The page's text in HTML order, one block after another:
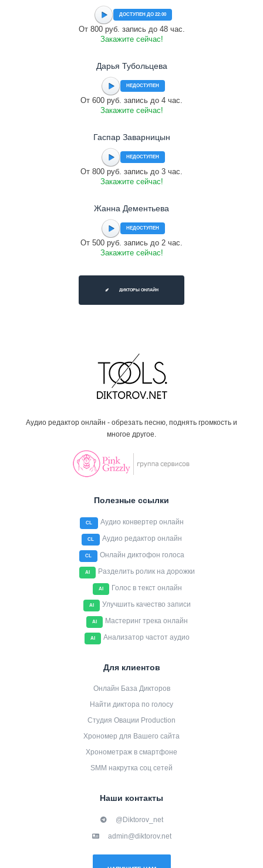
ДОСТУПЕН ДО 22:00
От 800 руб. запись до 48 час.
Закажите сейчас!
Дарья Тубольцева
НЕДОСТУПЕН
От 600 руб. запись до 4 час.
Закажите сейчас!
Гаспар Заварницын
НЕДОСТУПЕН
От 800 руб. запись до 3 час.
Закажите сейчас!
Жанна Дементьева
НЕДОСТУПЕН
От 500 руб. запись до 2 час.
Закажите сейчас!
ДИКТОРЫ ОНЛАЙН
Аудио редактор онлайн - обрезать песню, поднять громкость и
многое другое.
Полезные ссылки
CL Аудио конвертер онлайн
CL Аудио редактор онлайн
CL Онлайн диктофон голоса
AI Разделить ролик на дорожки
AI Голос в текст онлайн
AI Улучшить качество записи
AI Мастеринг трека онлайн
AI Анализатор частот аудио
Для клиентов
Онлайн База Дикторов
Найти диктора по голосу
Студия Овации Production
Хрономер для Вашего сайта
Хронометраж в смартфоне
SMM накрутка соц сетей
Наши контакты
@Diktorov_net
admin@diktorov.net